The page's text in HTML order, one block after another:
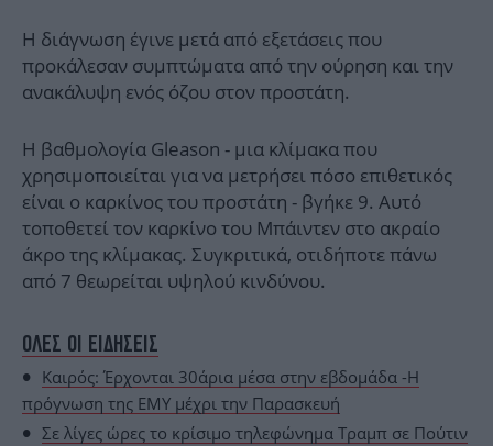
Η διάγνωση έγινε μετά από εξετάσεις που
προκάλεσαν συμπτώματα από την ούρηση και την
ανακάλυψη ενός όζου στον προστάτη.
Η βαθμολογία Gleason - μια κλίμακα που
χρησιμοποιείται για να μετρήσει πόσο επιθετικός
είναι ο καρκίνος του προστάτη - βγήκε 9. Αυτό
τοποθετεί τον καρκίνο του Μπάιντεν στο ακραίο
άκρο της κλίμακας. Συγκριτικά, οτιδήποτε πάνω
από 7 θεωρείται υψηλού κινδύνου.
ΟΛΕΣ ΟΙ ΕΙΔΗΣΕΙΣ
Καιρός: Έρχονται 30άρια μέσα στην εβδομάδα -Η
πρόγνωση της ΕΜΥ μέχρι την Παρασκευή
Σε λίγες ώρες το κρίσιμο τηλεφώνημα Τραμπ σε Πούτιν